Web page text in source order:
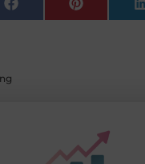
FacebookPinterest